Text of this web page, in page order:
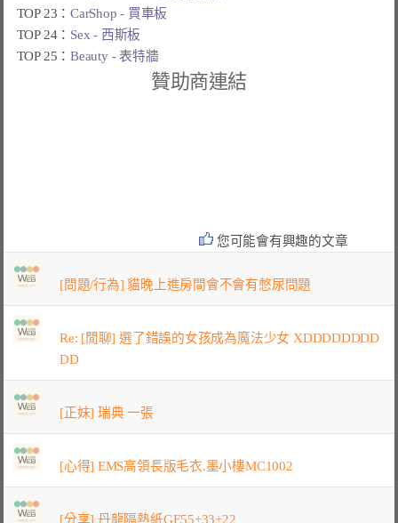
TOP 23：CarShop - 買車板
TOP 24： Sex - 西斯板
TOP 25：Beauty - 表特牆
贊助商連結
您可能會有興趣的文章
[問題/行為] 貓晚上進房間會不會有憋尿問題
Re: [閒聊] 選了錯誤的女孩成為魔法少女 XDDDDDDDD
DD
[正妹] 瑞典 一張
[心得] EMS高領長版毛衣.墨小樓MC1002
[分享] 丹龍隔熱紙GE55+33+22